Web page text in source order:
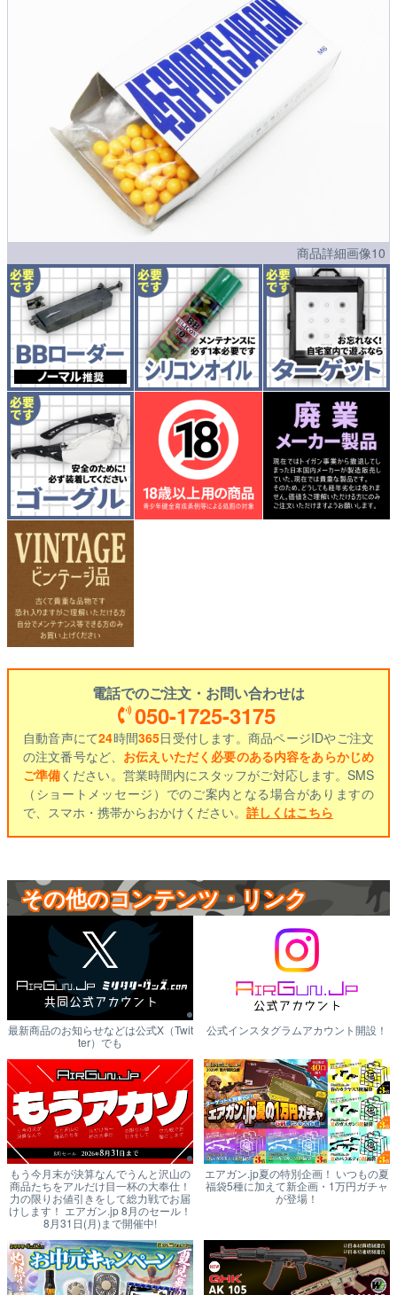
商品詳細画像10
電話でのご注文・お問い合わせは
050-1725-3175
自動音声にて24時間365日受付します。商品ページIDやご注文
の注文番号など、 お伝えいただく必要のある内容をあらかじめ
ご準備ください。営業時間内にスタッフがご対応します。SMS
（ショートメッセージ）でのご案内となる場合がありますの
で、スマホ・携帯からおかけください。 詳しくはこちら
その他のコンテンツ・リンク
最新商品のお知らせなどは公式X（Twit
ter）でも
公式インスタグラムアカウント開設！
もう今月末が決算なんでうんと沢山の
商品たちをアルだけ目一杯の大奉仕！
力の限りお値引きをして総力戦でお届
けします！ エアガン.jp 8月のセール！
8月31日(月)まで開催中!
エアガン.jp夏の特別企画！ いつもの夏
福袋5種に加えて新企画・1万円ガチャ
が登場！